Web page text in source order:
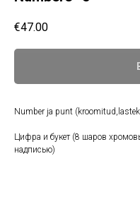
€47.00
Number ja punt
Цифра и букет (8 шаров
надписью)